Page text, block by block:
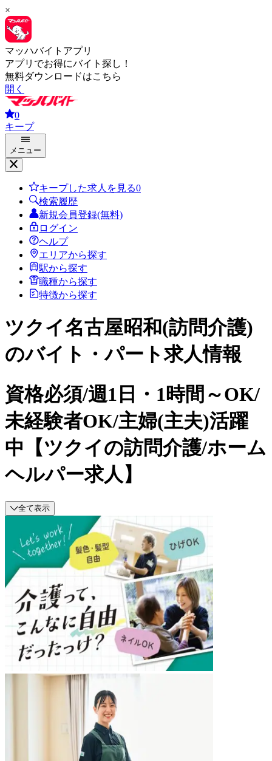
×
マッハバイトアプリ
アプリでお得にバイト探し！
無料ダウンロードはこちら
開く
0
キープ
メニュー
キープした求人を見る0
検索履歴
新規会員登録(無料)
ログイン
ヘルプ
エリアから探す
駅から探す
職種から探す
特徴から探す
ツクイ名古屋昭和(訪問介護)
のバイト・パート求人情報
資格必須/週1日・1時間～OK/
未経験者OK/主婦(主夫)活躍
中【ツクイの訪問介護/ホーム
ヘルパー求人】
全て表示